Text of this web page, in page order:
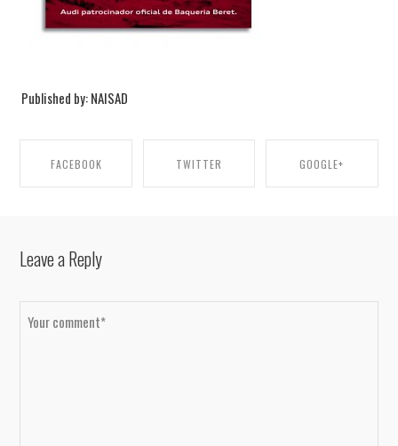
Published by: NAISAD
FACEBOOK TWITTER GOOGLE+
Leave a Reply